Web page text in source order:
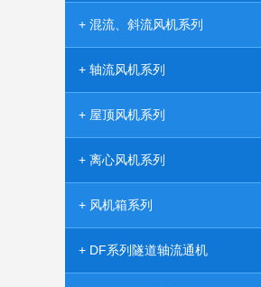
+ 混流、斜流风机系列
+ 轴流风机系列
+ 屋顶风机系列
+ 离心风机系列
+ 风机箱系列
+ DF系列隧道轴流通机